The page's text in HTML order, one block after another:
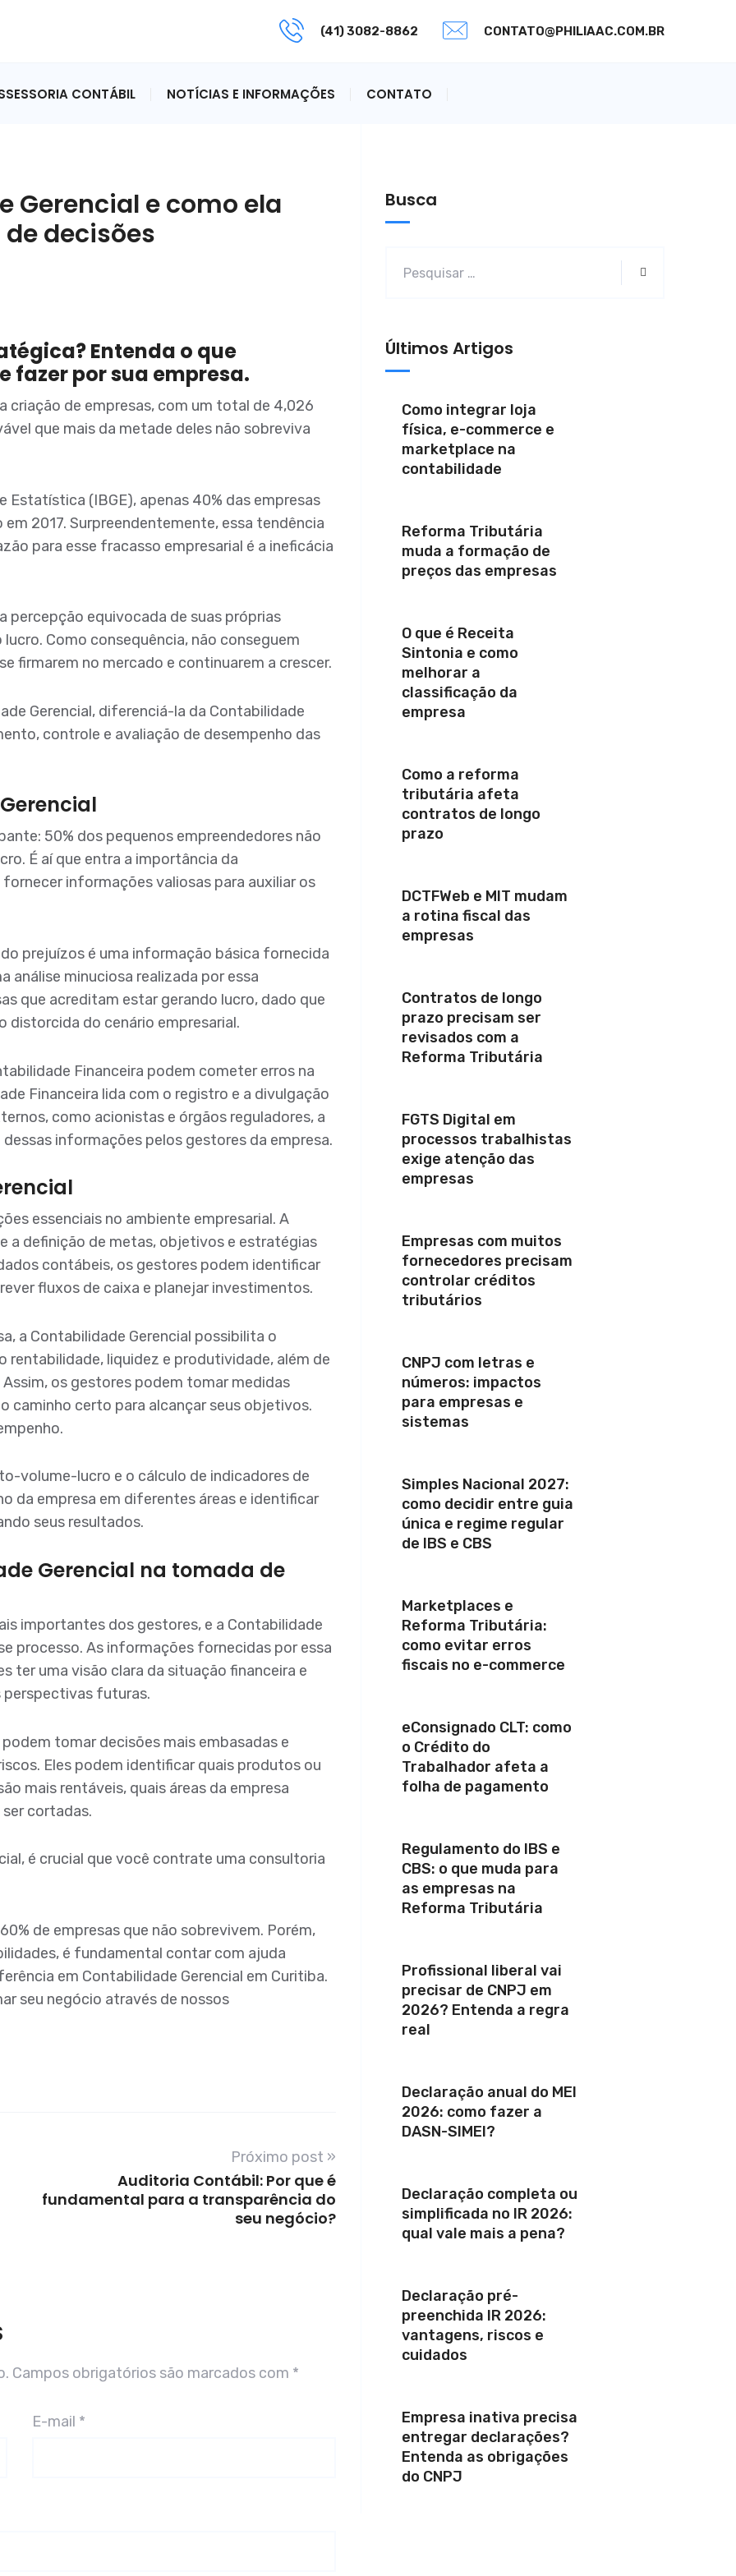
(41) 3082-8862 CONTATO@PHILIAAC.COM.BR
CONTÁBIL NOTÍCIAS E INFORMAÇÕES CONTATO
Gerencial e como ela
decisões
Entenda o que
fazer por sua empresa.
criação de empresas, com um total de 4,026
que mais da metade deles não sobreviva
(IBGE), apenas 40% das empresas
2017. Surpreendentemente, essa tendência
para esse fracasso empresarial é a ineficácia
equivocada de suas próprias
Como consequência, não conseguem
firmarem no mercado e continuarem a crescer.
Gerencial, diferenciá-la da Contabilidade
controle e avaliação de desempenho das
50% dos pequenos empreendedores não
É aí que entra a importância da
informações valiosas para auxiliar os
prejuízos é uma informação básica fornecida
análise minuciosa realizada por essa
que acreditam estar gerando lucro, dado que
distorcida do cenário empresarial.
Financeira podem cometer erros na
Financeira lida com o registro e a divulgação
como acionistas e órgãos reguladores, a
informações pelos gestores da empresa.
essenciais no ambiente empresarial. A
a definição de metas, objetivos e estratégias
contábeis, os gestores podem identificar
fluxos de caixa e planejar investimentos.
a Contabilidade Gerencial possibilita o
liquidez e produtividade, além de
os gestores podem tomar medidas
caminho certo para alcançar seus objetivos.
volume-lucro e o cálculo de indicadores de
da empresa em diferentes áreas e identificar
seus resultados.
Gerencial na tomada de
importantes dos gestores, e a Contabilidade
processo. As informações fornecidas por essa
ter uma visão clara da situação financeira e
perspectivas futuras.
tomar decisões mais embasadas e
Eles podem identificar quais produtos ou
mais rentáveis, quais áreas da empresa
cortadas.
é crucial que você contrate uma consultoria
de empresas que não sobrevivem. Porém,
é fundamental contar com ajuda
em Contabilidade Gerencial em Curitiba.
seu negócio através de nossos
Próximo post »
Auditoria Contábil: Por que é
fundamental para a transparência do
seu negócio?
Campos obrigatórios são marcados com *
E-mail *
Busca
Últimos Artigos
Como integrar loja
física, e-commerce e
marketplace na
contabilidade
Reforma Tributária
muda a formação de
preços das empresas
O que é Receita
Sintonia e como
melhorar a
classificação da
empresa
Como a reforma
tributária afeta
contratos de longo
prazo
DCTFWeb e MIT mudam
a rotina fiscal das
empresas
Contratos de longo
prazo precisam ser
revisados com a
Reforma Tributária
FGTS Digital em
processos trabalhistas
exige atenção das
empresas
Empresas com muitos
fornecedores precisam
controlar créditos
tributários
CNPJ com letras e
números: impactos
para empresas e
sistemas
Simples Nacional 2027:
como decidir entre guia
única e regime regular
de IBS e CBS
Marketplaces e
Reforma Tributária:
como evitar erros
fiscais no e-commerce
eConsignado CLT: como
o Crédito do
Trabalhador afeta a
folha de pagamento
Regulamento do IBS e
CBS: o que muda para
as empresas na
Reforma Tributária
Profissional liberal vai
precisar de CNPJ em
2026? Entenda a regra
real
Declaração anual do MEI
2026: como fazer a
DASN-SIMEI?
Declaração completa ou
simplificada no IR 2026:
qual vale mais a pena?
Declaração pré-
preenchida IR 2026:
vantagens, riscos e
cuidados
Empresa inativa precisa
entregar declarações?
Entenda as obrigações
do CNPJ